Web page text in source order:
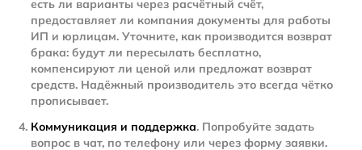
есть ли варианты через расчётный счёт,
предоставляет ли компания документы для работы
ИП и юрлицам. Уточните, как производится возврат
брака: будут ли пересылать бесплатно,
компенсируют ли ценой или предложат возврат
средств. Надёжный производитель это всегда чётко
прописывает.
Коммуникация и поддержка. Попробуйте задать
вопрос в чат, по телефону или через форму заявки.